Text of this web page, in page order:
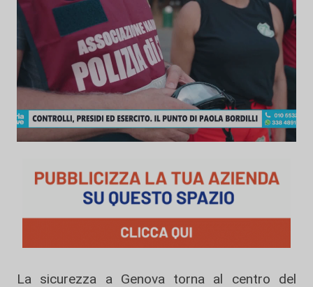
La sicurezza a Genova torna al centro del